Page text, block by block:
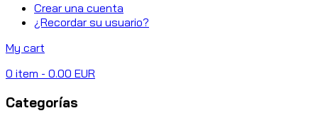
Crear una cuenta
¿Recordar su usuario?
My cart
0 item - 0.00 EUR
Categorías